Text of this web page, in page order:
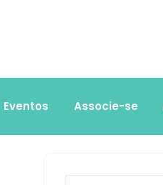
Eventos Associe-se